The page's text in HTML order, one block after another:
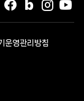
인스
블로그
페이스북
운영관리방침